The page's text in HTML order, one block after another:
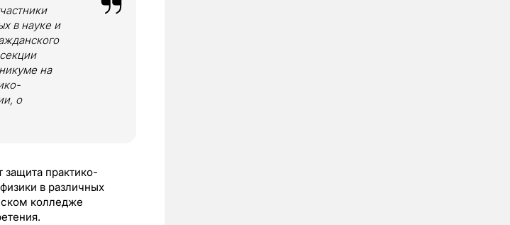
в науке и
на
о
практико-
в различных
колледже